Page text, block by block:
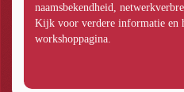
naamsbekendheid,
Kijk voor verdere informatie en
workshoppagina.